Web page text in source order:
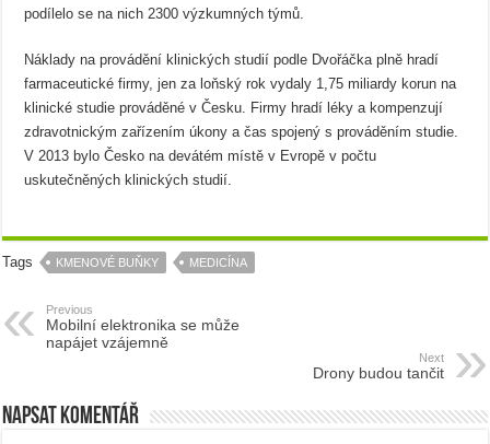
podílelo se na nich 2300 výzkumných týmů.
Náklady na provádění klinických studií podle Dvořáčka plně hradí
farmaceutické firmy, jen za loňský rok vydaly 1,75 miliardy korun na
klinické studie prováděné v Česku. Firmy hradí léky a kompenzují
zdravotnickým zařízením úkony a čas spojený s prováděním studie.
V 2013 bylo Česko na devátém místě v Evropě v počtu
uskutečněných klinických studií.
Tags KMENOVÉ BUŇKY MEDICÍNA
Previous
Mobilní elektronika se může
napájet vzájemně
Next
Drony budou tančit
Napsat komentář